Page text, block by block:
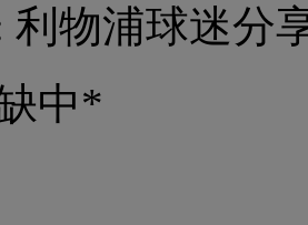
利物浦球迷分
中*